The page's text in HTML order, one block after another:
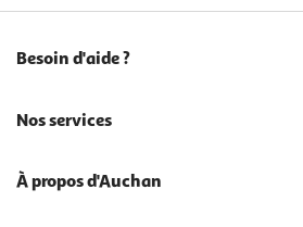
Besoin d'aide ?
Nos services
À propos d'Auchan